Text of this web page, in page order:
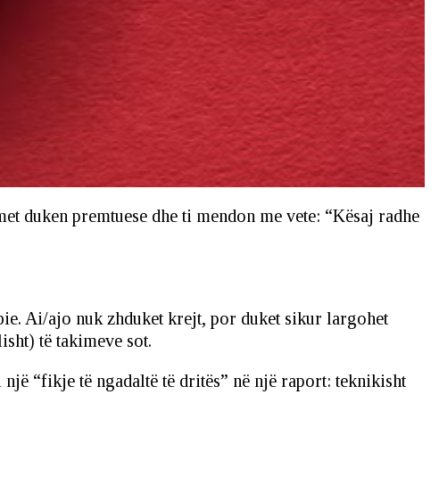
premtuese dhe ti mendon me vete: “Kësaj radhe
Ai/ajo nuk zhduket krejt, por duket sikur largohet
të takimeve sot.
“fikje të ngadaltë të dritës” në një raport: teknikisht